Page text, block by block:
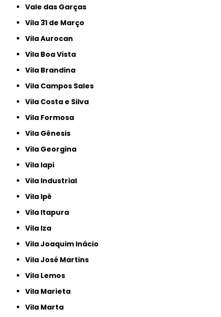
Vale das Garças
Vila 31 de Março
Vila Aurocan
Vila Boa Vista
Vila Brandina
Vila Campos Sales
Vila Costa e Silva
Vila Formosa
Vila Gênesis
Vila Georgina
Vila Iapi
Vila Industrial
Vila Ipê
Vila Itapura
Vila Iza
Vila Joaquim Inácio
Vila José Martins
Vila Lemos
Vila Marieta
Vila Marta